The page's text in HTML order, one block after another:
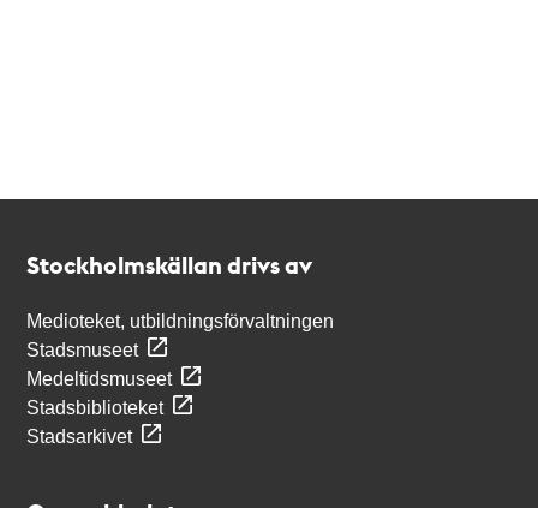
Stockholmskällan drivs av
Medioteket, utbildningsförvaltningen
Stadsmuseet
Medeltidsmuseet
Stadsbiblioteket
Stadsarkivet